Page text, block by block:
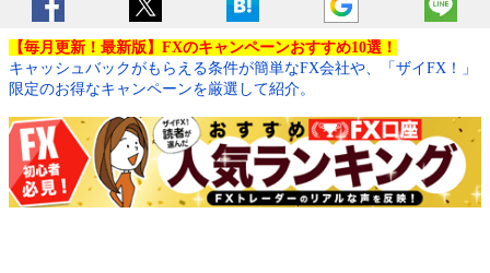
【毎月更新！最新版】FXのキャンペーンおすすめ10選！
キャッシュバックがもらえる条件が簡単なFX会社や、「ザイFX！」
限定のお得なキャンペーンを厳選して紹介。